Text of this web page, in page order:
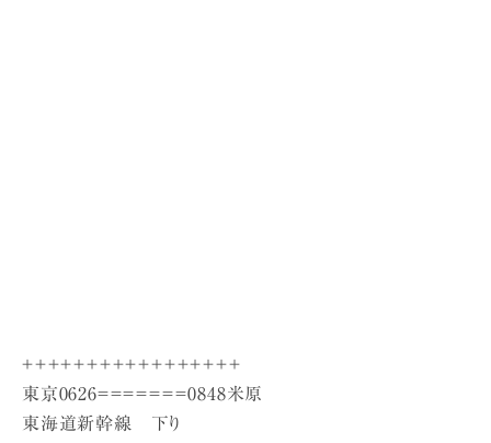
＋＋＋＋＋＋＋＋＋＋＋＋＋＋＋＋＋
東京0626＝＝＝＝＝＝＝0848米原
東海道新幹線 下り